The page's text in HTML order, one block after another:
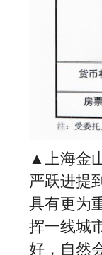
▲上海金
严跃进提
具有更为
挥一线城
好，自然